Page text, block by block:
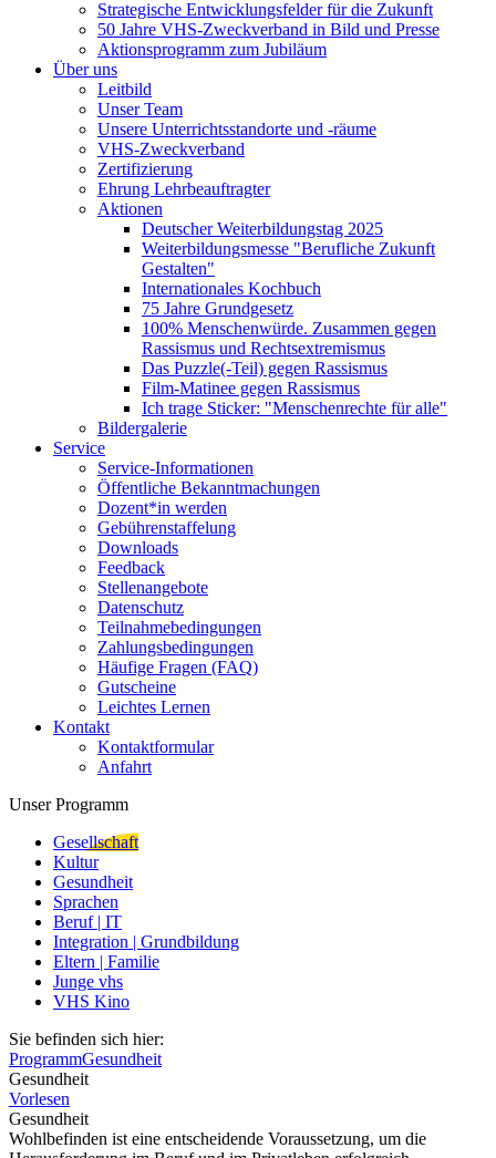
Strategische Entwicklungsfelder für die Zukunft
50 Jahre VHS-Zweckverband in Bild und Presse
Aktionsprogramm zum Jubiläum
Über uns
Leitbild
Unser Team
Unsere Unterrichtsstandorte und -räume
VHS-Zweckverband
Zertifizierung
Ehrung Lehrbeauftragter
Aktionen
Deutscher Weiterbildungstag 2025
Weiterbildungsmesse "Berufliche Zukunft
Gestalten"
Internationales Kochbuch
75 Jahre Grundgesetz
100% Menschenwürde. Zusammen gegen
Rassismus und Rechtsextremismus
Das Puzzle(-Teil) gegen Rassismus
Film-Matinee gegen Rassismus
Ich trage Sticker: "Menschenrechte für alle"
Bildergalerie
Service
Service-Informationen
Öffentliche Bekanntmachungen
Dozent*in werden
Gebührenstaffelung
Downloads
Feedback
Stellenangebote
Datenschutz
Teilnahmebedingungen
Zahlungsbedingungen
Häufige Fragen (FAQ)
Gutscheine
Leichtes Lernen
Kontakt
Kontaktformular
Anfahrt
Unser Programm
Gesellschaft
Kultur
Gesundheit
Sprachen
Beruf | IT
Integration | Grundbildung
Eltern | Familie
Junge vhs
VHS Kino
Sie befinden sich hier:
ProgrammGesundheit
Gesundheit
Vorlesen
Gesundheit
Wohlbefinden ist eine entscheidende Voraussetzung, um die